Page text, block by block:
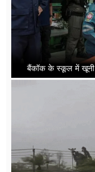
बैंकॉक के स्कूल में खूनी